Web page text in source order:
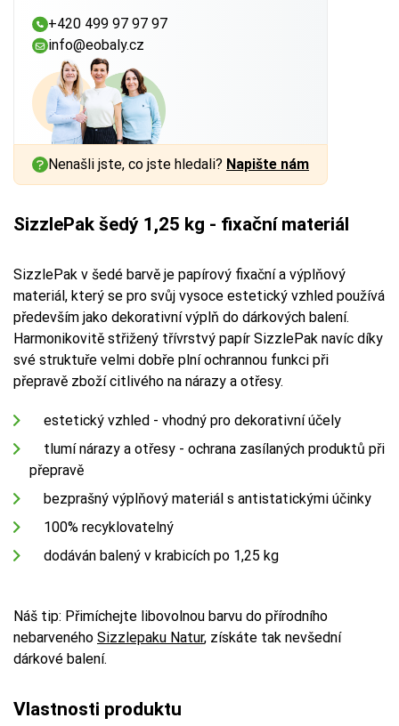
+420 499 97 97 97
info@eobaly.cz
Nenašli jste, co jste hledali? Napište nám
SizzlePak šedý 1,25 kg - fixační materiál
SizzlePak v šedé barvě je papírový fixační a výplňový
materiál, který se pro svůj vysoce estetický vzhled používá
především jako dekorativní výplň do dárkových balení.
Harmonikovitě střižený třívrstvý papír SizzlePak navíc díky
své struktuře velmi dobře plní ochrannou funkci při
přepravě zboží citlivého na nárazy a otřesy.
estetický vzhled - vhodný pro dekorativní účely
tlumí nárazy a otřesy - ochrana zasílaných produktů při
přepravě
bezprašný výplňový materiál s antistatickými účinky
100% recyklovatelný
dodáván balený v krabicích po 1,25 kg
Náš tip: Přimíchejte libovolnou barvu do přírodního
nebarveného Sizzlepaku Natur, získáte tak nevšední
dárkové balení.
Vlastnosti produktu